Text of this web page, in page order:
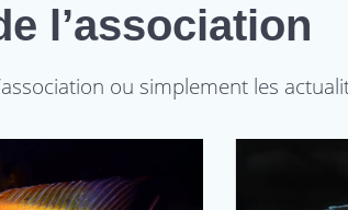
l’association
ou simplement les